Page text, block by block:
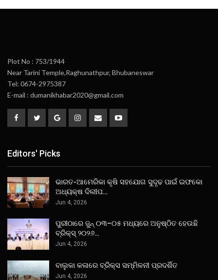
Plot No : 753/1944
Near Tarini Temple,Raghunathpur, Bhubaneswar
Tel: 0674-2975387
E-mail : dumanikhabar2020@gmail.com
Editors' Picks
ଭାରତ-ଆମେରିକା କୃଷି ସହଯୋଗ ସୁଦୃଢ ପାଇଁ ଇଫକୋ
ଅଧ୍ୟକ୍ଷ ଦିଲୀପ…
Jun 4, 2026
ପୁରୀଠାରେ ଜୁନ୍ ୦୩–୦୫ ମଧ୍ୟରେ ଅନୁଷ୍ଠିତ ହେଉଛି
ବ୍ରିକ୍ସ୍ ୨୦୨୬…
Jun 4, 2026
ବାଲୁକା କଳାରେ ବ୍ରିକ୍ସ ସମ୍ମିଳନୀ ପ୍ରଦର୍ଶିତ
Jun 4, 2026